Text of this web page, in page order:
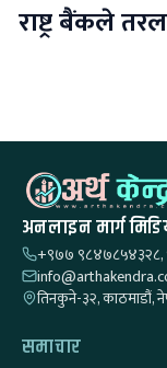
राष्ट्र बैंकले
अनलाइन मार्ग
+९७७ ९८४७८५४३२८,
तिनकुने-३२, काठमाडौं,
समाचार